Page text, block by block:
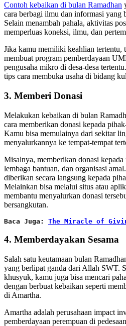
Contoh kebaikan di bulan Ramadhan
cara berbagi ilmu dan informasi yang
Selain menambah pahala, aktivitas
memperluas koneksi, ilmu, dan
Jika kamu memiliki keahlian tertentu,
membuat program pemberdayaan
pengusaha mikro di desa-desa
tips cara membuka usaha di bidang
3. Memberi Donasi
Melakukan kebaikan di bulan
cara memberikan donasi kepada
Kamu bisa memulainya dari sekitar
menyalurkannya ke tempat-tempat
Misalnya, memberikan donasi kepada
lembaga bantuan, dan organisasi
diberikan secara langsung kepada
Melainkan bisa melalui situs atau
membantu menyalurkan donasi
bersangkutan.
Baca Juga: The Miracle of
4. Memberdayakan Sesama
Salah satu keutamaan bulan
yang berlipat ganda dari Allah SWT.
khusyuk, kamu juga bisa mencari
dengan berbuat kebaikan seperti
di Amartha.
Amartha adalah perusahaan impact
pemberdayaan perempuan di